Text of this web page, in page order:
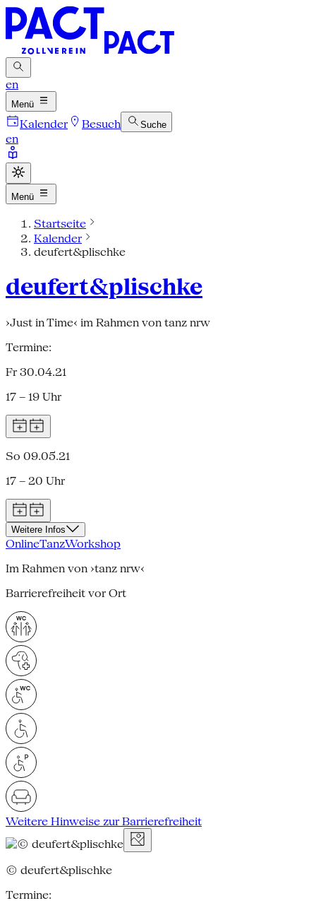
en
Menü
Kalender Besuch Suche
en
Menü
Startseite
Kalender
deufert&plischke
deufert&plischke
›Just in Time‹ im Rahmen von tanz nrw
Termine:
Fr 30.04.21
17 – 19 Uhr
So 09.05.21
17 – 20 Uhr
Weitere Infos
OnlineTanzWorkshop
Im Rahmen von ›tanz nrw‹
Barrierefreiheit vor Ort
Weitere Hinweise zur Barrierefreiheit
© deufert&plischke
Termine: